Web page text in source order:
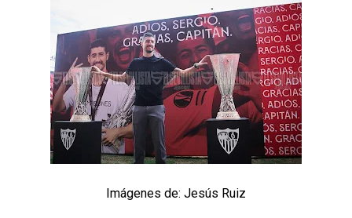
Oso es el siguiente en la lista para salir
Banquillos confirmados: así queda la cantera del
Sevilla Femenino para la 2026/27
Celta y Rayo agitan el mercado de La Liga
Previa | El Sevilla FC cierra la pretemporada con el
Imágenes de: Jesús Ruiz